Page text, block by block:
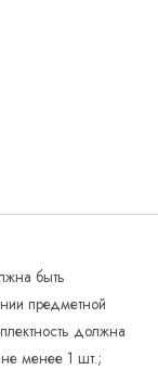
быть
предметной
должна
менее 1 шт.;